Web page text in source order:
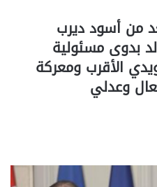
من أسود ديرب
بدوى مسئولية
الأقرب ومعركة
وعدلي